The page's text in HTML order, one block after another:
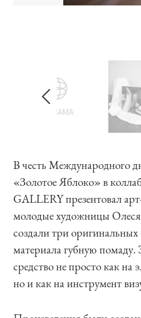
t
e
m
1
o
f
4
В честь Международного
«Золотое Яблоко» в
GALLERY презентовал
молодые художницы
создали три оригинальных
материала губную
средство не просто как
но и как на инструмент